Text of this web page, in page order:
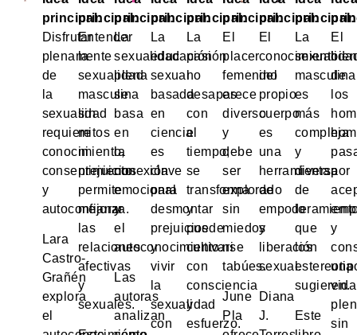
principal:
Disfrutar
plenamente
de
la
sexualidad
requiere
conocimiento,
consentimiento
y
autoconfianza.
Lara
Castro-
Grañén
explora
el
principal:
Entender
la
sexualidad
masculina
sin
mitos
ni
prejuicios
permite
mejorar
las
relaciones
afectivas
y
sexuales.
principal:
La
sexualidad
plena
se
basa
en
la
conexión
emocional
y
el
autoconocimiento.
Las
autoras
analizan
principal:
La
educación
sexual
basada
en
ciencia
es
clave
para
desmontar
prejuicios
y
vivir
la
sexualidad
con
principal:
La
pasión
no
desaparece
con
el
tiempo;
se
transforma
y
puede
cultivarse
con
consciencia
y
esfuerzo.
principal:
El
placer
femenino
es
diverso
y
debe
ser
explorado
sin
miedos
ni
tabúes.
June
Pla
principal:
El
conocimiento
del
propio
cuerpo
es
una
herramienta
de
y
liberación
sexual.
Diana
J.
principal:
La
masculina
es
más
compleja
y
diversa
de
lo
que
los
sugieren.
Este
El
de
los
por
y
una
vida
sin